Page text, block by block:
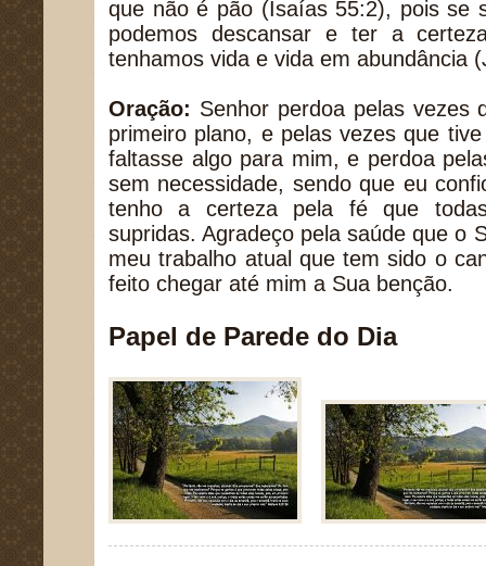
que não é pão (Isaías 55:2), pois se
podemos descansar e ter a
tenhamos vida e vida em abundância
Oração: Senhor perdoa pelas vezes
primeiro plano, e pelas vezes que
faltasse algo para mim, e perdoa
sem necessidade, sendo que eu
tenho a certeza pela fé que
supridas. Agradeço pela saúde que o
meu trabalho atual que tem sido o
feito chegar até mim a Sua benção.
Papel de Parede do Dia